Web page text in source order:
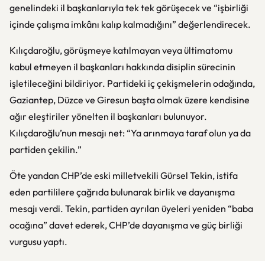
genelindeki il başkanlarıyla tek tek görüşecek ve “işbirliği
içinde çalışma imkânı kalıp kalmadığını” değerlendirecek.
Kılıçdaroğlu, görüşmeye katılmayan veya ültimatomu
kabul etmeyen il başkanları hakkında disiplin sürecinin
işletileceğini bildiriyor. Partideki iç çekişmelerin odağında,
Gaziantep, Düzce ve Giresun başta olmak üzere kendisine
ağır eleştiriler yönelten il başkanları bulunuyor.
Kılıçdaroğlu’nun mesajı net: “Ya arınmaya taraf olun ya da
partiden çekilin.”
Öte yandan CHP’de eski milletvekili Gürsel Tekin, istifa
eden partililere çağrıda bulunarak birlik ve dayanışma
mesajı verdi. Tekin, partiden ayrılan üyeleri yeniden “baba
ocağına” davet ederek, CHP’de dayanışma ve güç birliği
vurgusu yaptı.